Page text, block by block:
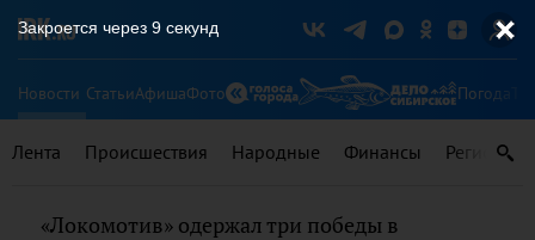
Новости СтатьиАфишаФото Погода
Лента Происшествия Народные Финансы Регионы
«Локомотив» одержал три победы в
Закроется через 9 секунд